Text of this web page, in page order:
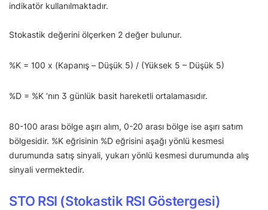
indikatör kullanılmaktadır.
Stokastik değerini ölçerken 2 değer bulunur.
%K = 100 x (Kapanış – Düşük 5) / (Yüksek 5 – Düşük 5)
%D = %K ‘nın 3 günlük basit hareketli ortalamasıdır.
80-100 arası bölge aşırı alım, 0-20 arası bölge ise aşırı satım
bölgesidir. %K eğrisinin %D eğrisini aşağı yönlü kesmesi
durumunda satış sinyali, yukarı yönlü kesmesi durumunda alış
sinyali vermektedir.
STO RSI (Stokastik RSI Göstergesi)